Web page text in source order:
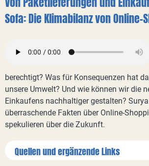
Sofa: Die Klimabilanz von Online-
berechtigt? Was für Konsequenzen hat
unsere Umwelt? Und wie können wir die
Einkaufens nachhaltiger gestalten?
überraschende Fakten über Online-
spekulieren über die Zukunft.
Quellen und ergänzende Links